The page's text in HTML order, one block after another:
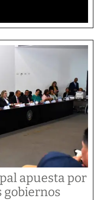
apuesta por
gobiernos